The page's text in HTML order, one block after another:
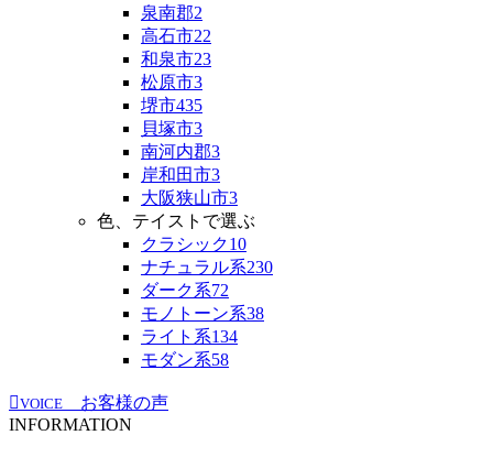
泉南郡2
高石市22
和泉市23
松原市3
堺市435
貝塚市3
南河内郡3
岸和田市3
大阪狭山市3
色、テイストで選ぶ
クラシック10
ナチュラル系230
ダーク系72
モノトーン系38
ライト系134
モダン系58
VOICE
お客様の声
INFORMATION